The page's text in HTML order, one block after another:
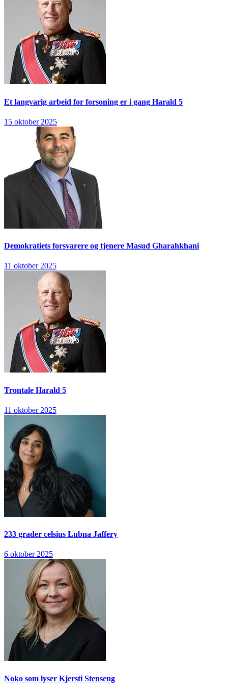
Et langvarig arbeid for forsoning er i gang Harald 5
15 oktober 2025
Demokratiets forsvarere og tjenere Masud Gharahkhani
11 oktober 2025
Trontale Harald 5
11 oktober 2025
233 grader celsius Lubna Jaffery
6 oktober 2025
Noko som lyser Kjersti Stenseng